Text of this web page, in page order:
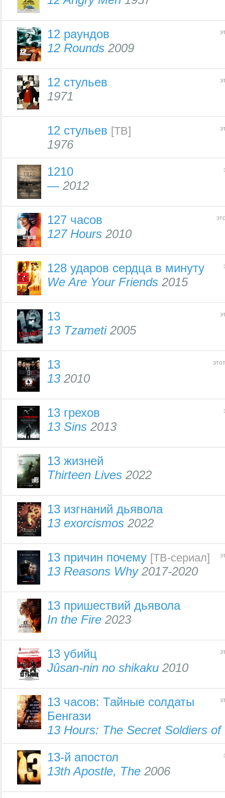
12 раундов
12 Rounds 2009
12 стульев
1971
12 стульев [ТВ]
1976
1210
— 2012
127 часов
127 Hours 2010
128 ударов сердца в минуту
We Are Your Friends 2015
13
13 Tzameti2005
13
13 2010
13 грехов
13 Sins 2013
13 жизней
Thirteen Lives 2022
13 изгнаний дьявола
13 exorcismos 2022
13 причин почему [ТВ-сериал]
13 Reasons Why2017-2020
13 пришествий дьявола
In the Fire 2023
13 убийц
Jûsan-nin no shikaku 2010
13 часов: Тайные солдаты
Бенгази
13 Hours: The Secret Soldiers of
13-й апостол
13th Apostle, The 2006